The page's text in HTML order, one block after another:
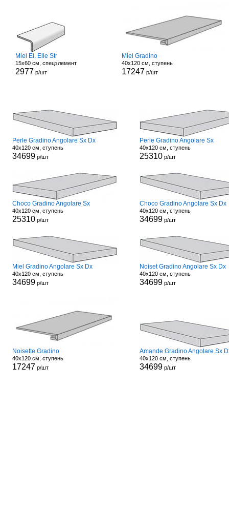
Miel El. Elle Str
15x60 см, спецэлемент
2977 р/шт
Miel Gradino
40x120 см, ступень
17247 р/шт
Perle Gradino Angolare Sx Dx
40x120 см, ступень
34699р/шт
Perle Gradino Angolare Sx
40x120 см, ступень
25310р/шт
Choco Gradino Angolare Sx
40x120 см, ступень
25310р/шт
Choco Gradino Angolare Sx Dx
40x120 см, ступень
34699р/шт
Miel Gradino Angolare Sx Dx
40x120 см, ступень
34699р/шт
Noiset Gradino Angolare Sx Dx
40x120 см, ступень
34699р/шт
Noisette Gradino
40x120 см, ступень
17247 р/шт
Amande Gradino Angolare Sx
40x120 см, ступень
34699р/шт